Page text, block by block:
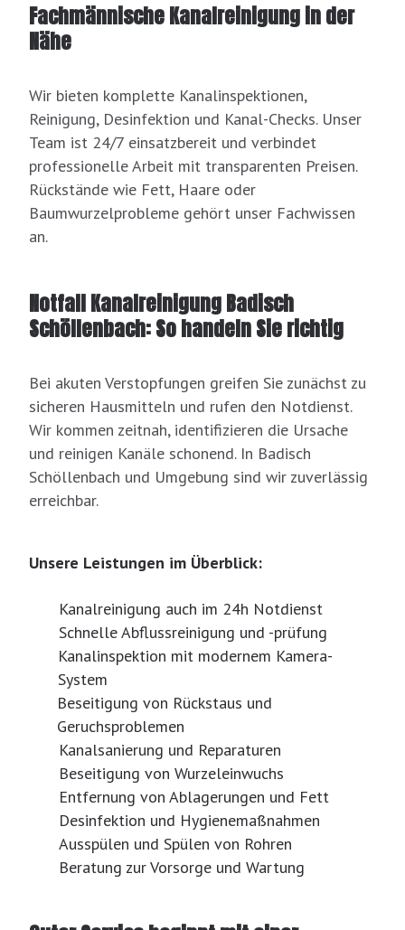
Fachmännische Kanalreinigung in der
Nähe
Wir bieten komplette Kanalinspektionen,
Reinigung, Desinfektion und Kanal-Checks. Unser
Team ist 24/7 einsatzbereit und verbindet
professionelle Arbeit mit transparenten Preisen.
Rückstände wie Fett, Haare oder
Baumwurzelprobleme gehört unser Fachwissen
an.
Notfall Kanalreinigung Badisch
Schöllenbach: So handeln Sie richtig
Bei akuten Verstopfungen greifen Sie zunächst zu
sicheren Hausmitteln und rufen den Notdienst.
Wir kommen zeitnah, identifizieren die Ursache
und reinigen Kanäle schonend. In Badisch
Schöllenbach und Umgebung sind wir zuverlässig
erreichbar.
Unsere Leistungen im Überblick:
Kanalreinigung auch im 24h Notdienst
Schnelle Abflussreinigung und -prüfung
Kanalinspektion mit modernem Kamera-
System
Beseitigung von Rückstaus und
Geruchsproblemen
Kanalsanierung und Reparaturen
Beseitigung von Wurzeleinwuchs
Entfernung von Ablagerungen und Fett
Desinfektion und Hygienemaßnahmen
Ausspülen und Spülen von Rohren
Beratung zur Vorsorge und Wartung